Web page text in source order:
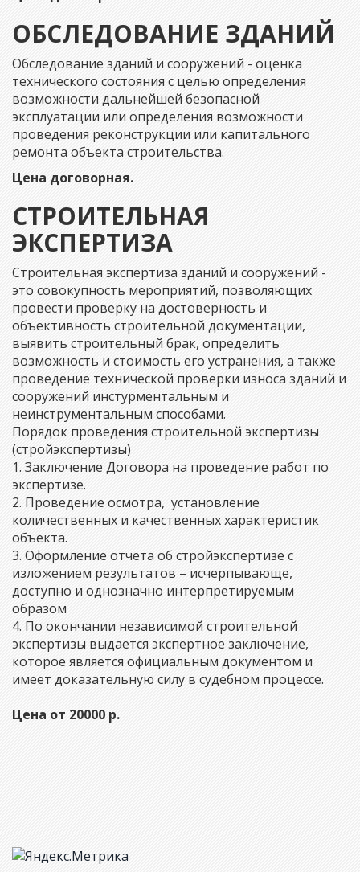
ОБСЛЕДОВАНИЕ ЗДАНИЙ
Обследование зданий и сооружений - оценка
технического состояния с целью определения
возможности дальнейшей безопасной
эксплуатации или определения возможности
проведения реконструкции или капитального
ремонта объекта строительства.
Цена договорная.
СТРОИТЕЛЬНАЯ
ЭКСПЕРТИЗА
Строительная экспертиза зданий и сооружений -
это совокупность мероприятий, позволяющих
провести проверку на достоверность и
объективность строительной документации,
выявить строительный брак, определить
возможность и стоимость его устранения, а также
проведение технической проверки износа зданий и
сооружений инстурментальным и
неинструментальным способами.
Порядок проведения строительной экспертизы
(стройэкспертизы)
1. Заключение Договора на проведение работ по
экспертизе.
2. Проведение осмотра, установление
количественных и качественных характеристик
объекта.
3. Оформление отчета об стройэкспертизе с
изложением результатов – исчерпывающе,
доступно и однозначно интерпретируемым
образом
4. По окончании независимой строительной
экспертизы выдается экспертное заключение,
которое является официальным документом и
имеет доказательную силу в судебном процессе.
Цена от 20000 р.